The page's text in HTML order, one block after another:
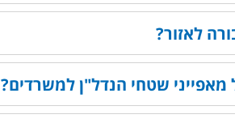
לאזור?
שטחי הנדל"ן למשרדים?